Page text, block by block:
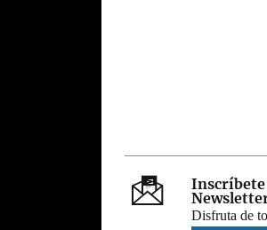
Inscríbete
Disfruta de